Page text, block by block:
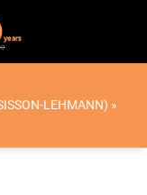
LEHMANN) »